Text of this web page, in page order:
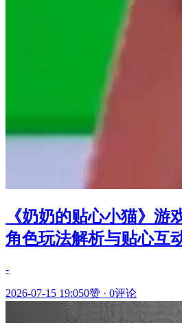
《奶奶的贴心小猫》游
角色玩法解析与贴心互
-
2026-07-15 19:050赞 · 0评论